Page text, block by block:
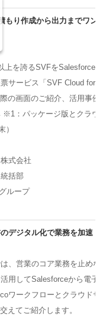
もり作成から出力までワン
上を誇るSVFをSalesforceに
サービス「SVF Cloud for
の画面のご紹介、活用事例
※1：パッケージ版とクラウ
）
式会社
括部
ループ
デジタル化で業務を加速
、営業のコア業務を止めな
用してSalesforceから電子
ワークフローとクラウドサ
えてご紹介します。